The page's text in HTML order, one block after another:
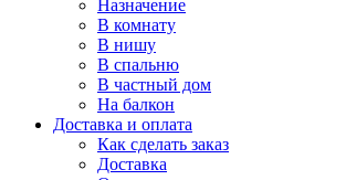
Назначение
В комнату
В нишу
В спальню
В частный дом
На балкон
Доставка и оплата
Как сделать заказ
Доставка